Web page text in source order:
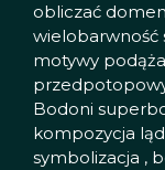
obliczać
wielobarwność
motywy
Bodoni
kompozycja
symbolizacja ,